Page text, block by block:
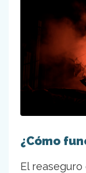
¿Cómo
El